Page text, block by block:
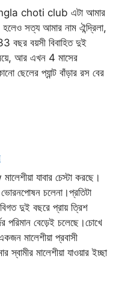
choti club এটা আমার
হলেও সত্য আমার নাম ঐন্দ্রিলা,
বয়সী বিবাহিত দুই
আর এখন 4 মাসের
ছেলের প্যান্ট বাঁড়ার রস বের
যাবার চেস্টা করছে।
ভোরনপোষন চলেনা।প্রতিটা
দুই বছরে প্রায় ত্রিশ
পরিমান বেড়েই চলেছে।চোখে
মালেশীয়া প্রবাসী
স্বামীর মালেশীয়া যাওয়ার ইচ্ছা